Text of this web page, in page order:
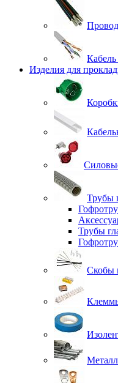
Кабель
Изделия для
Трубы
Трубы
Скобы